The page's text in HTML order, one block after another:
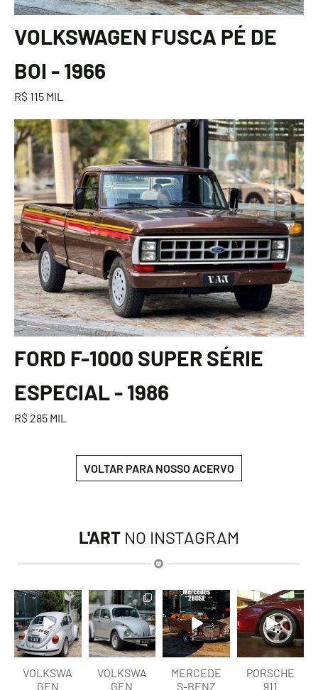
VOLKSWAGEN FUSCA PÉ DE
BOI - 1966
R$ 115 MIL
FORD F-1000 SUPER SÉRIE
ESPECIAL - 1986
R$ 285 MIL
VOLTAR PARA NOSSO ACERVO
L'ART NO INSTAGRAM
lart.br
Ago 6
VOLKSWA
GEN
lart.br
Ago 6
VOLKSWA
GEN
lart.br
Ago 5
MERCEDE
S-BENZ
lart.br
Ago 5
PORSCHE
911